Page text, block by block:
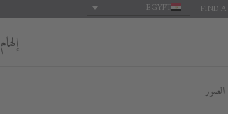
FIND
EGYPT
إلهام
الصور